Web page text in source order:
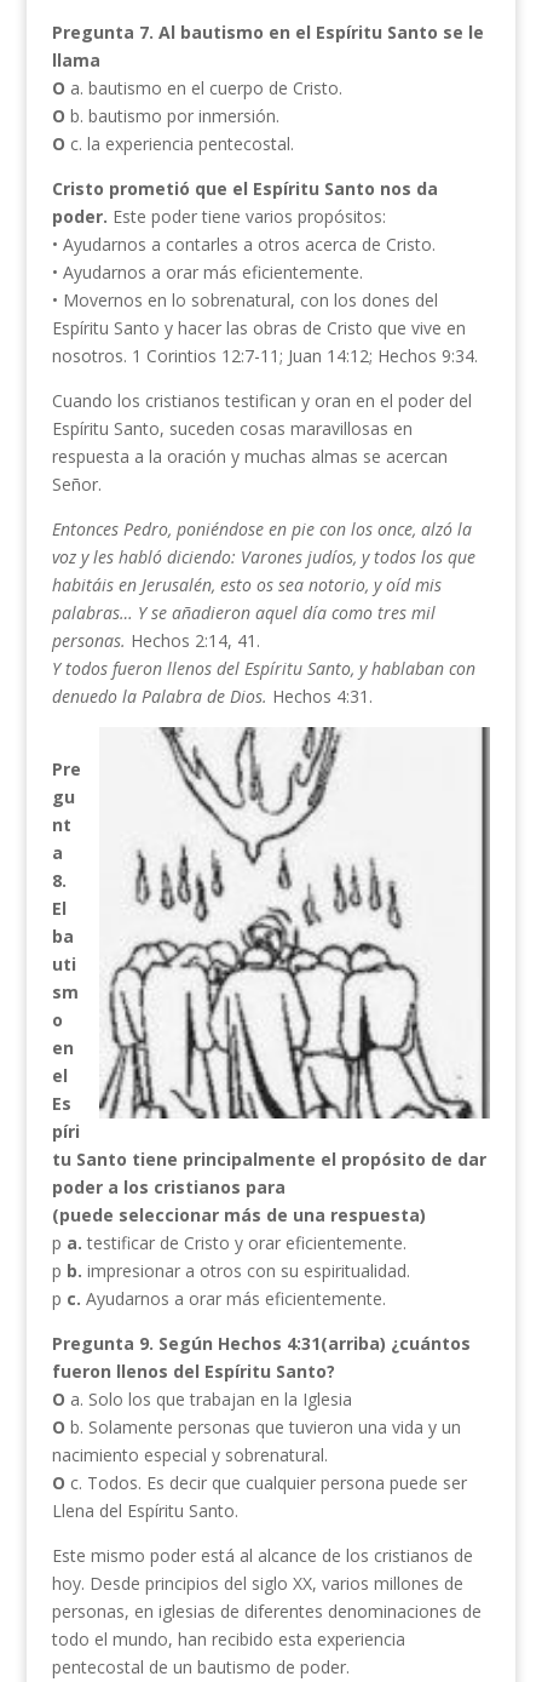
Pregunta 7. Al bautismo en el Espíritu Santo se le
llama
O a. bautismo en el cuerpo de Cristo.
O b. bautismo por inmersión.
O c. la experiencia pentecostal.
Cristo prometió que el Espíritu Santo nos da
poder. Este poder tiene varios propósitos:
• Ayudarnos a contarles a otros acerca de Cristo.
• Ayudarnos a orar más eficientemente.
• Movernos en lo sobrenatural, con los dones del
Espíritu Santo y hacer las obras de Cristo que vive en
nosotros. 1 Corintios 12:7-11; Juan 14:12; Hechos 9:34.
Cuando los cristianos testifican y oran en el poder del
Espíritu Santo, suceden cosas maravillosas en
respuesta a la oración y muchas almas se acercan
Señor.
Entonces Pedro, poniéndose en pie con los once, alzó la
voz y les habló diciendo: Varones judíos, y todos los que
habitáis en Jerusalén, esto os sea notorio, y oíd mis
palabras… Y se añadieron aquel día como tres mil
personas. Hechos 2:14, 41.
Y todos fueron llenos del Espíritu Santo, y hablaban con
denuedo la Palabra de Dios. Hechos 4:31.
Pre
gu
nt
a
8.
El
ba
uti
sm
o
en
el
Es
píri
tu Santo tiene principalmente el propósito de dar
poder a los cristianos para
(puede seleccionar más de una respuesta)
p a. testificar de Cristo y orar eficientemente.
p b. impresionar a otros con su espiritualidad.
p c. Ayudarnos a orar más eficientemente.
Pregunta 9. Según Hechos 4:31(arriba) ¿cuántos
fueron llenos del Espíritu Santo?
O a. Solo los que trabajan en la Iglesia
O b. Solamente personas que tuvieron una vida y un
nacimiento especial y sobrenatural.
O c. Todos. Es decir que cualquier persona puede ser
Llena del Espíritu Santo.
Este mismo poder está al alcance de los cristianos de
hoy. Desde principios del siglo XX, varios millones de
personas, en iglesias de diferentes denominaciones de
todo el mundo, han recibido esta experiencia
pentecostal de un bautismo de poder.